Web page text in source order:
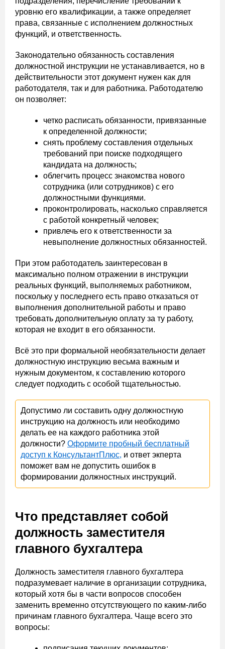
уровню его квалификации, а также определяет
права, связанные с исполнением должностных
функций, и ответственность.
Законодательно обязанность составления
должностной инструкции не устанавливается, но в
действительности этот документ нужен как для
работодателя, так и для работника. Работодателю
он позволяет:
четко расписать обязанности, привязанные
к определенной должности;
снять проблему составления отдельных
требований при поиске подходящего
кандидата на должность;
облегчить процесс знакомства нового
сотрудника (или сотрудников) с его
должностными функциями.
проконтролировать, насколько справляется
с работой конкретный человек;
привлечь его к ответственности за
невыполнение должностных обязанностей.
При этом работодатель заинтересован в
максимально полном отражении в инструкции
реальных функций, выполняемых работником,
поскольку у последнего есть право отказаться от
выполнения дополнительной работы и право
требовать дополнительную оплату за ту работу,
которая не входит в его обязанности.
Всё это при формальной необязательности делает
должностную инструкцию весьма важным и
нужным документом, к составлению которого
следует подходить с особой тщательностью.
Допустимо ли составить одну должностную
инструкцию на должность или необходимо
делать ее на каждого работника этой
должности? Оформите пробный бесплатный
доступ к КонсультантПлюс, и ответ экперта
поможет вам не допустить ошибок в
формировании должностных инструкций.
Что представляет собой
должность заместителя
главного бухгалтера
Должность заместителя главного бухгалтера
подразумевает наличие в организации сотрудника,
который хотя бы в части вопросов способен
заменить временно отсутствующего по каким-либо
причинам главного бухгалтера. Чаще всего это
вопросы: